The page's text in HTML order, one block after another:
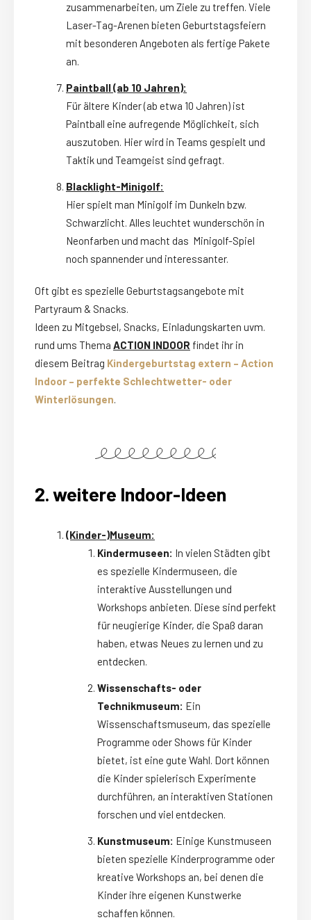
zusammenarbeiten, um Ziele zu treffen. Viele
Laser-Tag-Arenen bieten Geburtstagsfeiern
mit besonderen Angeboten als fertige Pakete
an.
Paintball (ab 10 Jahren):
Für ältere Kinder (ab etwa 10 Jahren) ist
Paintball eine aufregende Möglichkeit, sich
auszutoben. Hier wird in Teams gespielt und
Taktik und Teamgeist sind gefragt.
Blacklight-Minigolf:
Hier spielt man Minigolf im Dunkeln bzw.
Schwarzlicht. Alles leuchtet wunderschön in
Neonfarben und macht das Minigolf-Spiel
noch spannender und interessanter.
Oft gibt es spezielle Geburtstagsangebote mit
Partyraum & Snacks.
Ideen zu Mitgebsel, Snacks, Einladungskarten uvm.
rund ums Thema ACTION INDOOR findet ihr in
diesem Beitrag Kindergeburtstag extern – Action
Indoor – perfekte Schlechtwetter- oder
Winterlösungen.
2. weitere Indoor-Ideen
(Kinder-)Museum:
Kindermuseen: In vielen Städten gibt
es spezielle Kindermuseen, die
interaktive Ausstellungen und
Workshops anbieten. Diese sind perfekt
für neugierige Kinder, die Spaß daran
haben, etwas Neues zu lernen und zu
entdecken.
Wissenschafts- oder
Technikmuseum: Ein
Wissenschaftsmuseum, das spezielle
Programme oder Shows für Kinder
bietet, ist eine gute Wahl. Dort können
die Kinder spielerisch Experimente
durchführen, an interaktiven Stationen
forschen und viel entdecken.
Kunstmuseum: Einige Kunstmuseen
bieten spezielle Kinderprogramme oder
kreative Workshops an, bei denen die
Kinder ihre eigenen Kunstwerke
schaffen können.